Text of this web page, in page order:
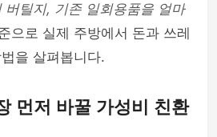
버틸지, 기존 일회용품을 얼마
으로 실제 주방에서 돈과 쓰레
을 살펴봅니다.
먼저 바꿀 가성비 친환